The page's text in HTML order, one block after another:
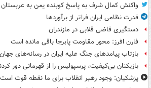
واکنش کمال شرف به پاسخ کوبنده یمن به
قدرت نظامی ایران فراتر از برآوردها
دستگیری قاضی قلابی در مازندران
فارن افرز: محور مقاومت پابرجا باقی مانده است
بازتاب پیامدهای جنگ علیه ایران در رسانه‌های جهان
بازیکنان بی‌کیفیت، پرسپولیس را از قهرمانی دور
پزشکیان: وجود رهبر انقلاب برای ما نقطه قوت است